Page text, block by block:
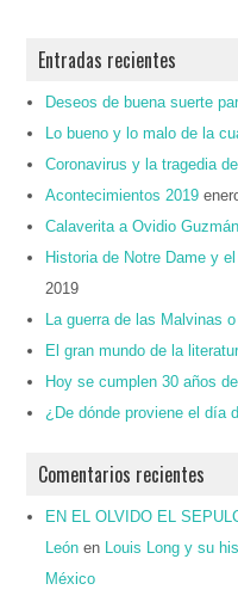
Entradas recientes
Deseos de buena suerte
Lo bueno y lo malo de la
Coronavirus y la tragedia
Acontecimientos 2019
Calaverita a Ovidio Guzmán
Historia de Notre Dame y
2019
La guerra de las Malvinas
El gran mundo de la
Hoy se cumplen 30 años
¿De dónde proviene el día
Comentarios recientes
EN EL OLVIDO EL
León en Louis Long y su
México